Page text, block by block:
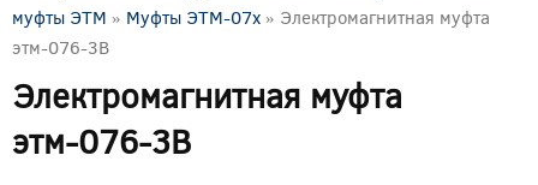
муфты ЭТМ » Муфты ЭТМ-07x » Электромагнитная муфта
этм-076-3В
Электромагнитная муфта
этм-076-3В